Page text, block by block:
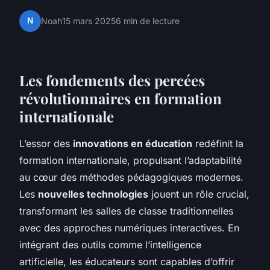
N Noah15 mars 20256 min de lecture
Les fondements des percées
révolutionnaires en formation
internationale
L’essor des innovations en éducation redéfinit la
formation internationale, propulsant l’adaptabilité
au cœur des méthodes pédagogiques modernes.
Les nouvelles technologies jouent un rôle crucial,
transformant les salles de classe traditionnelles
avec des approches numériques interactives. En
intégrant des outils comme l’intelligence
artificielle, les éducateurs sont capables d’offrir